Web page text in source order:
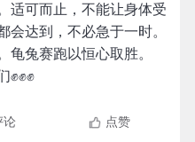
适可而止，不能让身体受
会达到，不必急于一时。
龟兔赛跑以恒心取胜。
点赞